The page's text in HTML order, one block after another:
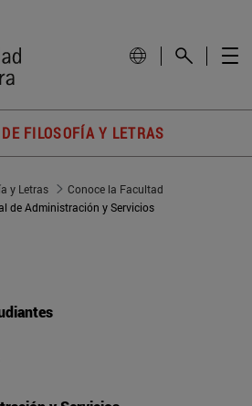
DE FILOSOFÍA Y LETRAS
y Letras
Conoce la Facultad
de Administración y Servicios